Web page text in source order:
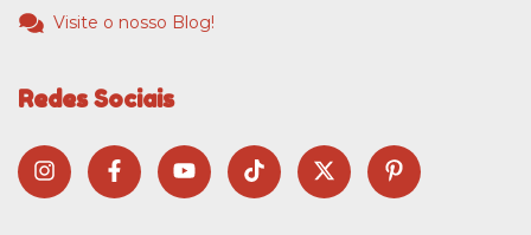
Visite o nosso Blog!
Redes Sociais